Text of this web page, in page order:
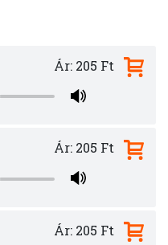
Ár: 205 Ft
Ár: 205 Ft
Ár: 205 Ft